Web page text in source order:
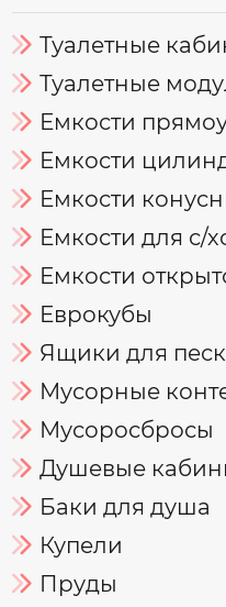
Туалетные
Туалетные
Емкости
Емкости
Емкости
Емкости для с/
Емкости
Еврокубы
Ящики для
Мусорные
Мусоросбросы
Душевые
Баки для душа
Купели
Пруды